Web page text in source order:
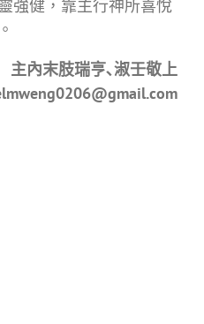
強健，靠主行神所喜悅
主內末肢瑞亨､淑壬敬上